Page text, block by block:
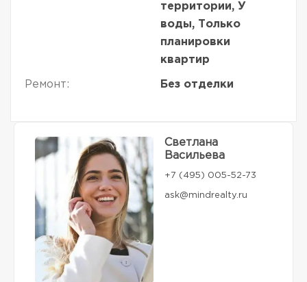
территории, У
воды, Только
планировки
квартир
Ремонт: Без отделки
Светлана
Васильева
+7 (495) 005-52-73
ask@mindrealty.ru